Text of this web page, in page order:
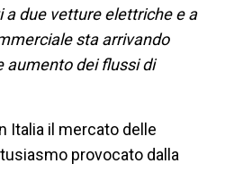
due vetture elettriche e a
sta arrivando
aumento dei flussi di
Italia il mercato delle
provocato dalla